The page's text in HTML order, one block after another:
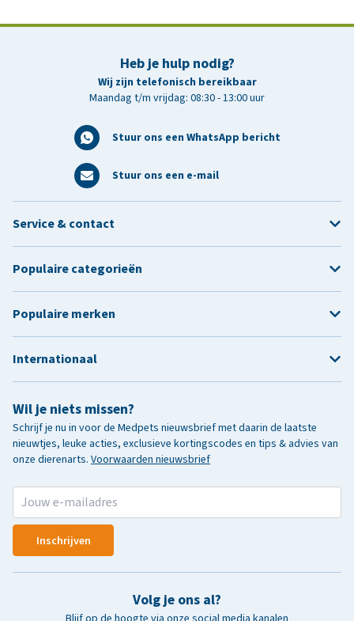
Heb je hulp nodig?
Wij zijn telefonisch bereikbaar
Maandag t/m vrijdag: 08:30 - 13:00 uur
Stuur ons een WhatsApp bericht
Stuur ons een e-mail
Wil je niets missen?
Schrijf je nu in voor de Medpets nieuwsbrief met daarin de laatste
nieuwtjes, leuke acties, exclusieve kortingscodes en tips & advies van
onze dierenarts. Voorwaarden nieuwsbrief
Inschrijven
Volg je ons al?
Service & contact
Populaire categorieën
Populaire merken
Internationaal